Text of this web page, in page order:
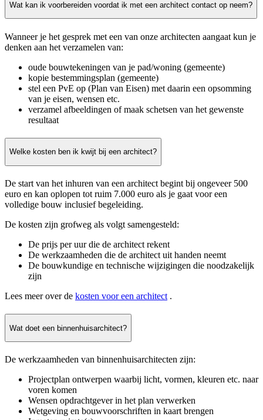
Wat kan ik voorbereiden voordat ik met een architect contact op neem?
Wanneer je het gesprek met een van onze architecten aangaat kun je
denken aan het verzamelen van:
oude bouwtekeningen van je pad/woning (gemeente)
kopie bestemmingsplan (gemeente)
stel een PvE op (Plan van Eisen) met daarin een opsomming
van je eisen, wensen etc.
verzamel afbeeldingen of maak schetsen van het gewenste
resultaat
Welke kosten ben ik kwijt bij een architect?
De start van het inhuren van een architect begint bij ongeveer 500
euro en kan oplopen tot ruim 7.000 euro als je gaat voor een
volledige bouw inclusief begeleiding.
De kosten zijn grofweg als volgt samengesteld:
De prijs per uur die de architect rekent
De werkzaamheden die de architect uit handen neemt
De bouwkundige en technische wijzigingen die noodzakelijk
zijn
Lees meer over de kosten voor een architect .
Wat doet een binnenhuisarchitect?
De werkzaamheden van binnenhuisarchitecten zijn:
Projectplan ontwerpen waarbij licht, vormen, kleuren etc. naar
voren komen
Wensen opdrachtgever in het plan verwerken
Wetgeving en bouwvoorschriften in kaart brengen